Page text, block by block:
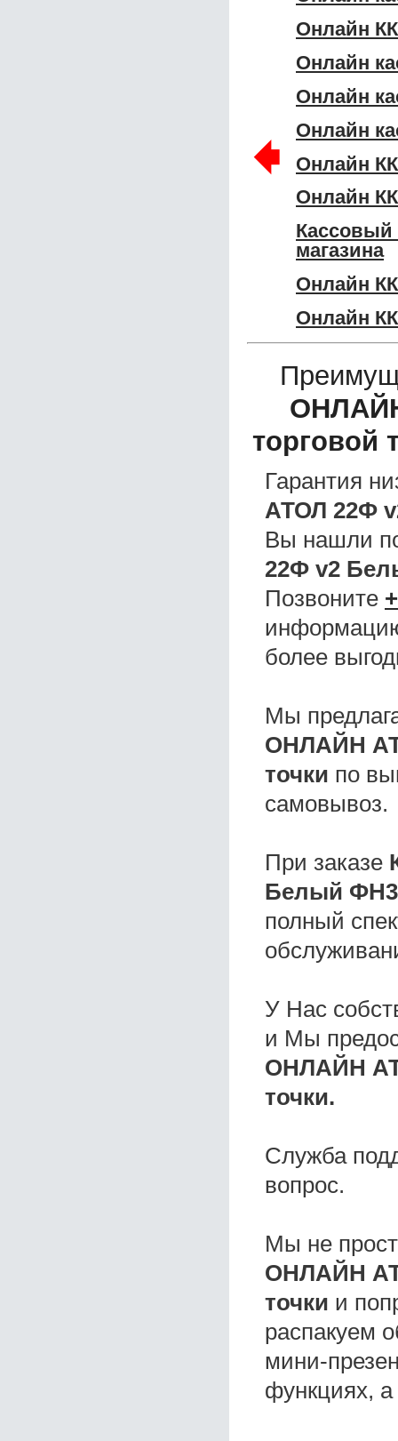
Онлайн
Онлайн
Онлайн
Онлайн
Онлайн
Онлайн
магазина
Онлайн
Онлайн
🠸
торговой
Гарантия
АТОЛ 22Ф
Вы нашли
22Ф v2
Позвоните
более
Мы
ОНЛАЙН
точки по
самовывоз.
При заказе
Белый
полный
У Нас
и Мы
ОНЛАЙН
точки.
Служба
вопрос.
Мы не
ОНЛАЙН
точки и
распакуем
мини-
функциях,